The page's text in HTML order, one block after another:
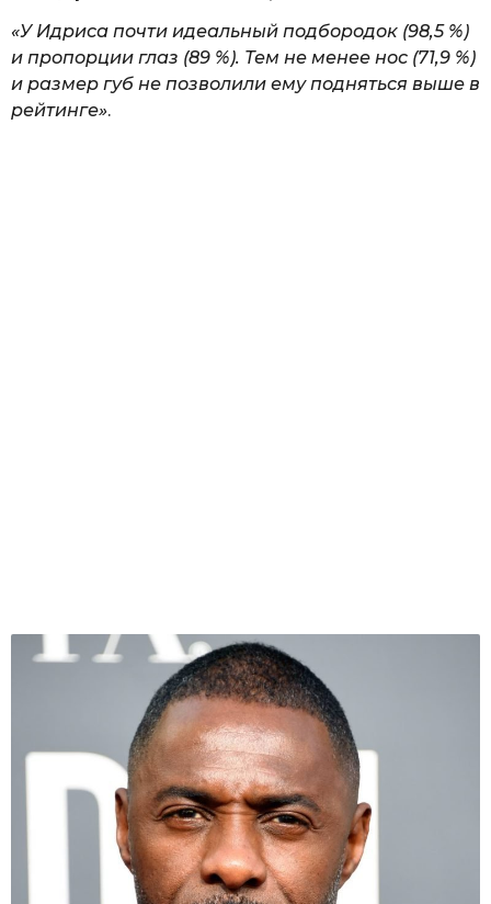
«У Идриса почти идеальный подбородок (98,5 %)
и пропорции глаз (89 %). Тем не менее нос (71,9 %)
и размер губ не позволили ему подняться выше в
рейтинге».